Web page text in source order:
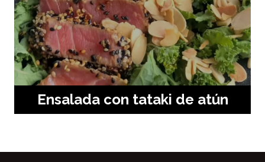
Ensalada con tataki de atún